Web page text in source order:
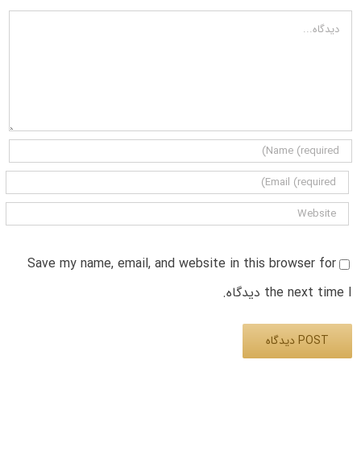
دیدگاه
Save my name, email, and website in this browser for
the next time I دیدگاه.